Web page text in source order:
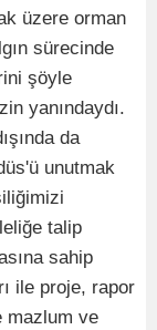
üzere orman
sürecinde
şöyle
yanındaydı.
da
unutmak
talip
sahip
ile proje, rapor
mazlum ve